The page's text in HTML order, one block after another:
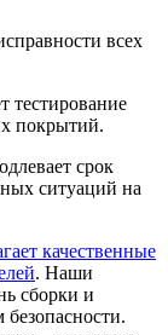
всех
тестирование
покрытий.
срок
ситуаций на
качественные
. Наши
сборки и
безопасности.